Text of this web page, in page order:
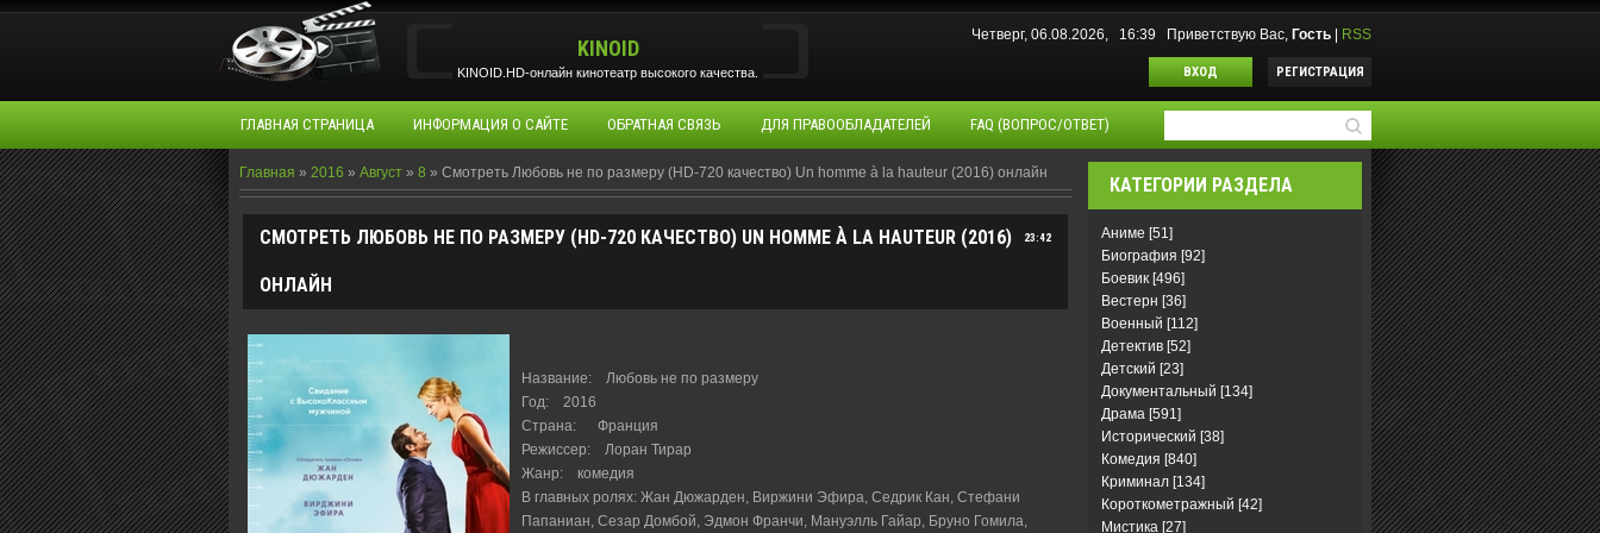
KINOID
KINOID.HD-онлайн кинотеатр высокого качества.
Четверг, 06.08.2026, 16:39 Приветствую Вас, Гость RSS
ВХОД РЕГИСТРАЦИЯ
ГЛАВНАЯ СТРАНИЦА ИНФОРМАЦИЯ О САЙТЕ ОБРАТНАЯ СВЯЗЬ ДЛЯ ПРАВООБЛАДАТЕЛЕЙ FAQ (ВОПРОС/ОТВЕТ)
Главная » 2016 » Август » 8 » Смотреть Любовь не по размеру (HD-720 качество) Un homme à la hauteur (2016) онлайн
23:42
СМОТРЕТЬ ЛЮБОВЬ НЕ ПО РАЗМЕРУ (HD-720 КАЧЕСТВО) UN HOMME À LA HAUTEUR (2016)
ОНЛАЙН
Название: Любовь не по размеру
Год: 2016
Страна: Франция
Режиссер: Лоран Тирар
Жанр: комедия
В главных ролях: Жан Дюжарден, Виржини Эфира, Седрик Кан, Стефани
Папаниан, Сезар Домбой, Эдмон Франчи, Мануэлль Гайар, Бруно Гомила,
КАТЕГОРИИ РАЗДЕЛА
Аниме [51]
Биография [92]
Боевик [496]
Вестерн [36]
Военный [112]
Детектив [52]
Детский [23]
Документальный [134]
Драма [591]
Исторический [38]
Комедия [840]
Криминал [134]
Короткометражный [42]
Мистика [27]